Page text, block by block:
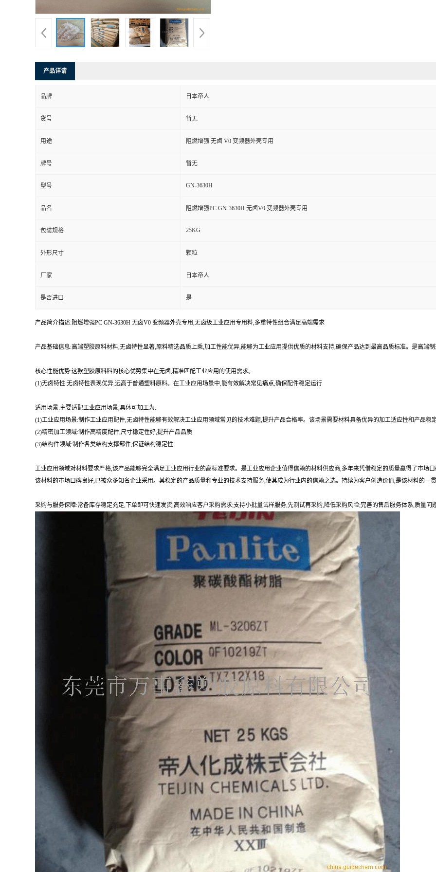
产品详请
品牌 日本帝人
货号 暂无
用途 阻燃增强 无卤 V0 变频器外壳专用
牌号 暂无
型号 GN-3630H
品名 阻燃增强PC GN-3630H 无卤V0 变频器外壳专用
包装规格 25KG
外形尺寸 颗粒
厂家 日本帝人
是否进口 是
产品简介描述:阻燃增强PC GN-3630H 无卤V0 变频器外壳专用,无卤级工业应用专用料,多重特性组合满足高端需求
产品基础信息:高端塑胶原料材料,无卤特性显著,原料精选品质上乘,加工性能优异,能够为工业应用提供优质的材料支持,确保产品达到最高品质标准。是高端
核心性能优势:这款塑胶原料料的核心优势集中在无卤,精准匹配工业应用的使用需求。
(1)无卤特性:无卤特性表现优异,远高于普通塑料原料。在工业应用场景中,能有效解决常见痛点,确保配件稳定运行
适用场景:主要适配工业应用场景,具体可加工为:
(1)工业应用场景:制作工业应用配件,无卤特性能够有效解决工业应用领域常见的技术难题,提升产品合格率。该场景需要材料具备优异的加工适应性和产品稳
(2)精密加工领域:制作高精度配件,尺寸稳定性好,提升产品品质
(3)结构件领域:制作各类结构支撑部件,保证结构稳定性
工业应用领域对材料要求严格,该产品能够完全满足工业应用行业的高标准要求。是工业应用企业值得信赖的材料供应商,多年来凭借稳定的质量赢得了市场
该材料的市场口碑良好,已被众多知名企业采用。其稳定的产品质量和专业的技术支持服务,使其成为行业内的信赖之选。持续为客户创造价值,是该材料的一
采购与服务保障:常备库存稳定充足,下单即可快速发货,高效响应客户采购需求;支持小批量试样服务,先测试再采购,降低采购风险;完善的售后服务体系,质量